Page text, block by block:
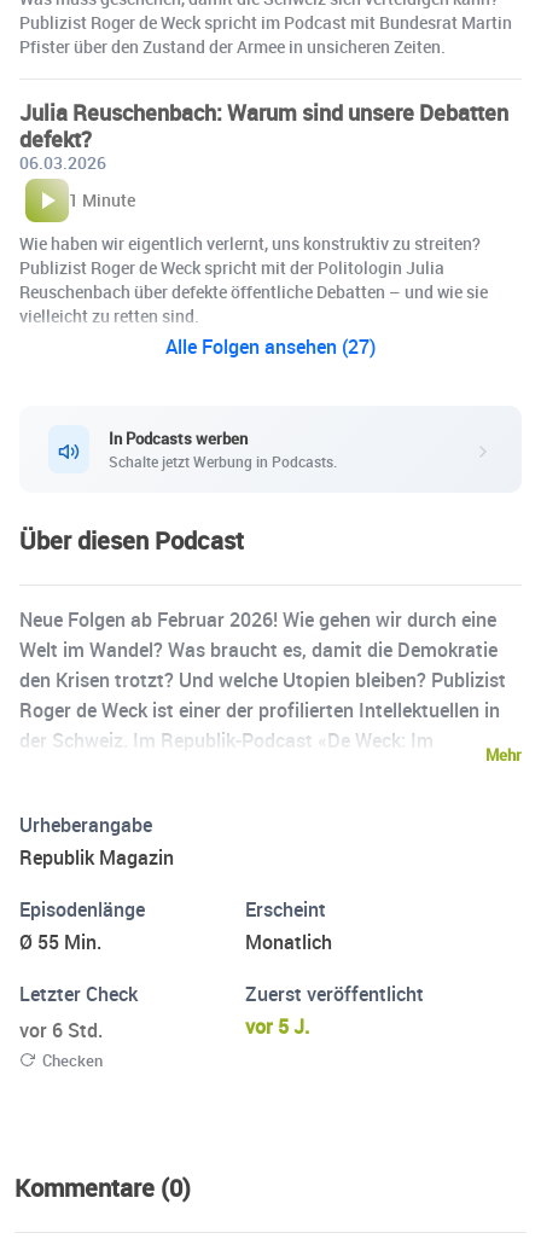
Publizist Roger de Weck spricht im Podcast mit Bundesrat Martin
Pfister über den Zustand der Armee in unsicheren Zeiten.
Julia Reuschenbach: Warum sind unsere Debatten
defekt?
06.03.2026
1 Minute
Wie haben wir eigentlich verlernt, uns konstruktiv zu streiten?
Publizist Roger de Weck spricht mit der Politologin Julia
Reuschenbach über defekte öffentliche Debatten – und wie sie
vielleicht zu retten sind.
Alle Folgen ansehen (27)
In Podcasts werben
Schalte jetzt Werbung in Podcasts.
Über diesen Podcast
Neue Folgen ab Februar 2026! Wie gehen wir durch eine
Welt im Wandel? Was braucht es, damit die Demokratie
den Krisen trotzt? Und welche Utopien bleiben? Publizist
Roger de Weck ist einer der profilierten Intellektuellen in
der Schweiz. Im Republik-Podcast «De Weck: Im
und Jetzt.
Mehr
Urheberangabe
Republik Magazin
Episodenlänge
Ø 55 Min.
Erscheint
Monatlich
Letzter Check
vor 6 Std.
Checken
Zuerst veröffentlicht
vor 5 J.
Kommentare (0)